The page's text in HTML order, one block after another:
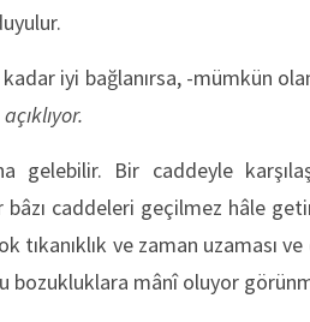
iyi bağlanırsa, -mümkün
gelebilir. Bir caddeyle
caddeleri geçilmez hâle
tıkanıklık ve zaman uzaması
bozukluklara mânî oluyor